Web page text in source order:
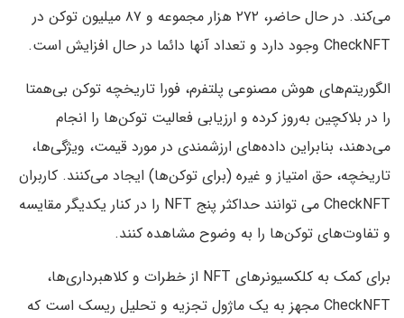
می‌کند. در حال حاضر، ۲۷۲ هزار مجموعه و ۸۷ میلیون توکن در
CheckNFT وجود دارد و تعداد آنها دائما در حال افزایش است.
الگوریتم‌های هوش مصنوعی پلتفرم، فورا تاریخچه توکن بی‌همتا
را در بلاکچین به‌روز کرده و ارزیابی فعالیت توکن‌ها را انجام
می‌دهند، بنابراین داده‌های ارزشمندی در مورد قیمت، ویژگی‌ها،
تاریخچه، حق امتیاز و غیره (برای توکن‌ها) ایجاد می‌کنند. کاربران
CheckNFT می توانند حداکثر پنج NFT را در کنار یکدیگر مقایسه
و تفاوت‌های توکن‌ها را به وضوح مشاهده کنند.
برای کمک به کلکسیونرهای NFT از خطرات و کلاهبرداری‌ها،
CheckNFT مجهز به یک ماژول تجزیه و تحلیل ریسک است که